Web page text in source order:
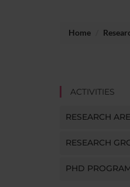
Home
ACTIVITIES
RESEARCH
RESEARCH
PHD